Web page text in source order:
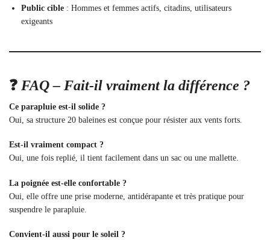
Public cible : Hommes et femmes actifs, citadins, utilisateurs
exigeants
❓ FAQ – Fait-il vraiment la différence ?
Ce parapluie est-il solide ?
Oui, sa structure 20 baleines est conçue pour résister aux vents forts.
Est-il vraiment compact ?
Oui, une fois replié, il tient facilement dans un sac ou une mallette.
La poignée est-elle confortable ?
Oui, elle offre une prise moderne, antidérapante et très pratique pour
suspendre le parapluie.
Convient-il aussi pour le soleil ?